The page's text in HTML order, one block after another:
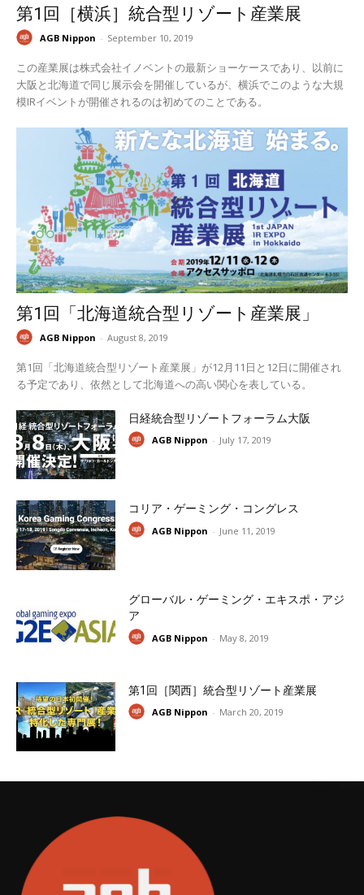
第1回［横浜］統合型リゾート産業展
AGB Nippon - September 10, 2019
この産業展は株式会社イノベントの最新ショーケースであり、以前に
大阪と北海道で同じ展示会を開催しているが、横浜でこのような大規
模IRイベントが開催されるのは初めてのことである。
第1回「北海道統合型リゾート産業展」
AGB Nippon - August 8, 2019
第1回「北海道統合型リゾート産業展」が12月11日と12日に開催され
る予定であり、依然として北海道への高い関心を表している。
日経統合型リゾートフォーラム大阪
AGB Nippon - July 17, 2019
コリア・ゲーミング・コングレス
AGB Nippon - June 11, 2019
グローバル・ゲーミング・エキスポ・アジ
ア
AGB Nippon - May 8, 2019
第1回［関西］統合型リゾート産業展
AGB Nippon - March 20, 2019